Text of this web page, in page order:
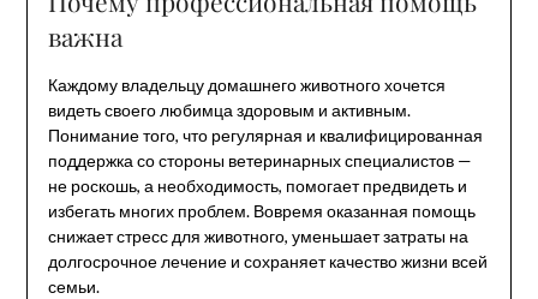
важна
Каждому владельцу домашнего животного хочется
видеть своего любимца здоровым и активным.
Понимание того, что регулярная и квалифицированная
поддержка со стороны ветеринарных специалистов —
не роскошь, а необходимость, помогает предвидеть и
избегать многих проблем. Вовремя оказанная помощь
снижает стресс для животного, уменьшает затраты на
долгосрочное лечение и сохраняет качество жизни всей
семьи.